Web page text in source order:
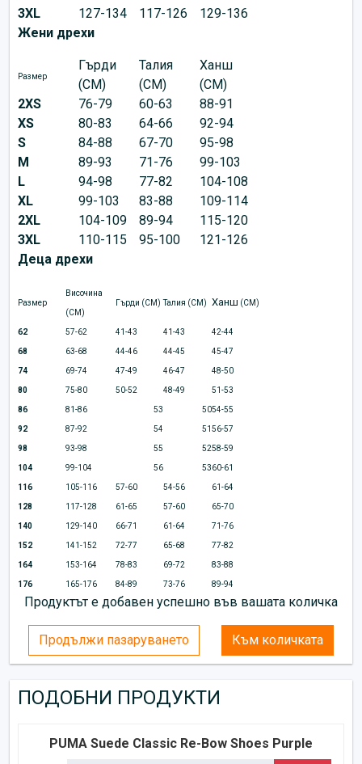
3XL
127-134 117-126
129-136
Жени дрехи
Размер
Гърди
(CM)
Талия
(CM)
Ханш
(CM)
2XS
76-79 60-63
88-91
XS
80-83 64-66
92-94
S
84-88 67-70
95-98
M
89-93 71-76
99-103
L
94-98 77-82
104-108
XL
99-103 83-88
109-114
2XL
104-109 89-94
115-120
3XL
110-115 95-100
121-126
Деца дрехи
Размер
Височина
(CM)
Гърди (CM) Талия (CM) Ханш (CM)
62 57-62 41-43 41-43 42-44
68 63-68 44-46 44-45 45-47
74 69-74 47-49 46-47 48-50
80 75-80 50-52 48-49 51-53
86 81-86 53 5054-55
92 87-92 54 5156-57
98 93-98 55 5258-59
104 99-104 56 5360-61
116 105-116 57-60 54-56 61-64
128 117-128 61-65 57-60 65-70
140 129-140 66-71 61-64 71-76
152 141-152 72-77 65-68 77-82
164 153-164 78-83 69-72 83-88
176 165-176 84-89 73-76 89-94
Продуктът е добавен успешно във вашата количка
Продължи пазаруването Към количката
ПОДОБНИ ПРОДУКТИ
PUMA Suede Classic Re-Bow Shoes Purple